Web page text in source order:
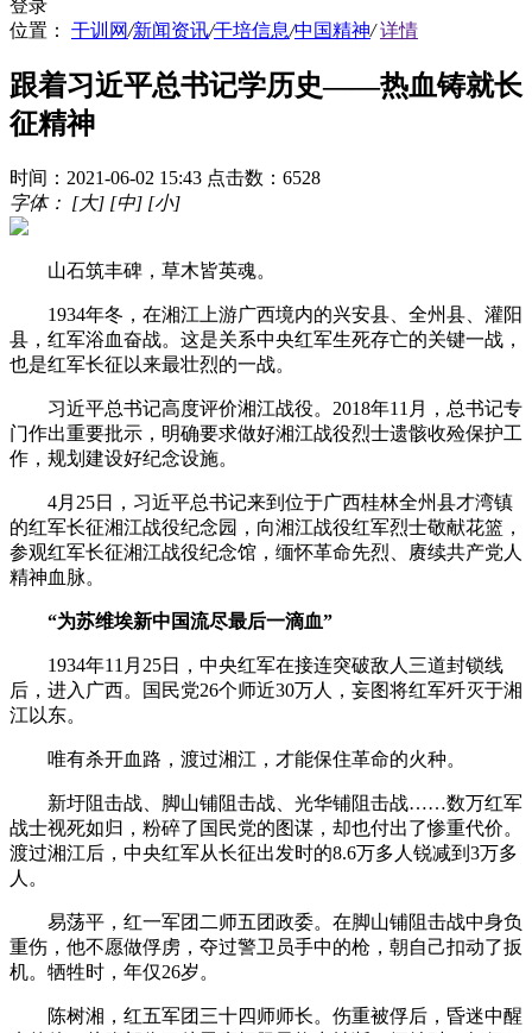
登录
位置：
干训网/新闻资讯/干培信息/中国精神/ 详情
跟着习近平总书记学历史——热血铸就长
征精神
时间：2021-06-02 15:43 点击数：6528
字体： [大] [中] [小]
山石筑丰碑，草木皆英魂。
1934年冬，在湘江上游广西境内的兴安县、全州县、灌阳
县，红军浴血奋战。这是关系中央红军生死存亡的关键一战，
也是红军长征以来最壮烈的一战。
习近平总书记高度评价湘江战役。2018年11月，总书记专
门作出重要批示，明确要求做好湘江战役烈士遗骸收殓保护工
作，规划建设好纪念设施。
4月25日，习近平总书记来到位于广西桂林全州县才湾镇
的红军长征湘江战役纪念园，向湘江战役红军烈士敬献花篮，
参观红军长征湘江战役纪念馆，缅怀革命先烈、赓续共产党人
精神血脉。
“为苏维埃新中国流尽最后一滴血”
1934年11月25日，中央红军在接连突破敌人三道封锁线
后，进入广西。国民党26个师近30万人，妄图将红军歼灭于湘
江以东。
唯有杀开血路，渡过湘江，才能保住革命的火种。
新圩阻击战、脚山铺阻击战、光华铺阻击战……数万红军
战士视死如归，粉碎了国民党的图谋，却也付出了惨重代价。
渡过湘江后，中央红军从长征出发时的8.6万多人锐减到3万多
人。
易荡平，红一军团二师五团政委。在脚山铺阻击战中身负
重伤，他不愿做俘虏，夺过警卫员手中的枪，朝自己扣动了扳
机。牺牲时，年仅26岁。
陈树湘，红五军团三十四师师长。伤重被俘后，昏迷中醒